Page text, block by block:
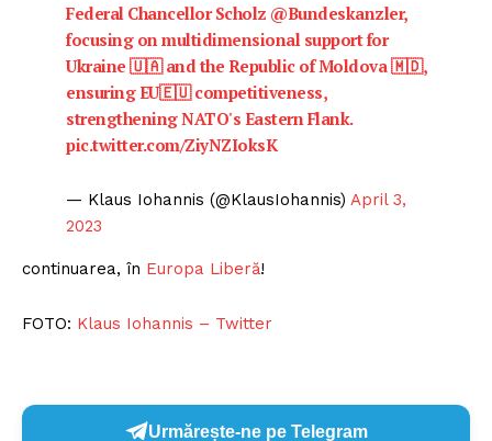
Federal Chancellor Scholz @Bundeskanzler,
focusing on multidimensional support for
Ukraine 🇺🇦 and the Republic of Moldova 🇲🇩,
ensuring EU🇪🇺 competitiveness,
strengthening NATO's Eastern Flank.
pic.twitter.com/ZiyNZIoksK
— Klaus Iohannis (@KlausIohannis) April 3,
2023
continuarea, în Europa Liberă!
FOTO: Klaus Iohannis – Twitter
Urmărește-ne pe Telegram